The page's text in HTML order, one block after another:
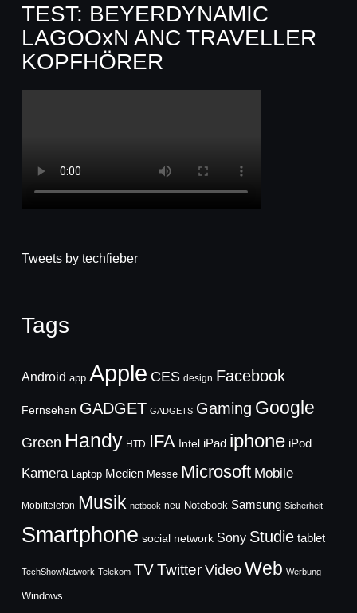
TEST: BEYERDYNAMIC
LAGOOxN ANC TRAVELLER
KOPFHÖRER
Tweets by techfieber
Tags
Android app Apple CES design Facebook
Fernsehen GADGET GADGETS Gaming Google
Green Handy HTD IFA Intel iPad iphone iPod
Kamera Laptop Medien Messe Microsoft Mobile
Mobiltelefon Musik netbook neu Notebook Samsung Sicherheit
Smartphone social network Sony Studie tablet
TechShowNetwork Telekom TVTwitter Video Web Werbung
Windows